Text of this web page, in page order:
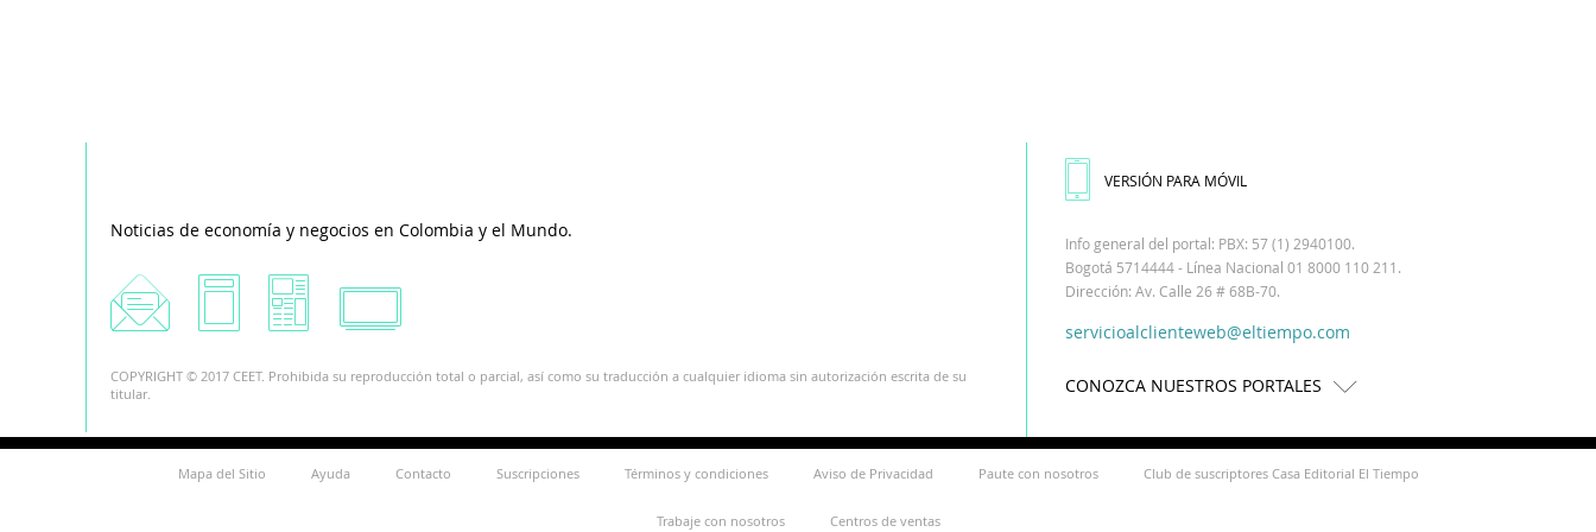
Noticias de economía y negocios en Colombia y el Mundo.
COPYRIGHT © 2017 CEET. Prohibida su reproducción total o parcial, así como su traducción a cualquier idioma sin autorización escrita de su
titular.
VERSIÓN PARA MÓVIL
Info general del portal: PBX: 57 (1) 2940100.
Bogotá 5714444 - Línea Nacional 01 8000 110 211.
Dirección: Av. Calle 26 # 68B-70.
servicioalclienteweb@eltiempo.com
CONOZCA NUESTROS PORTALES
Mapa del Sitio Ayuda Contacto Suscripciones Términos y condiciones Aviso de Privacidad Paute con nosotros Club de suscriptores Casa Editorial El Tiempo
Trabaje con nosotros Centros de ventas